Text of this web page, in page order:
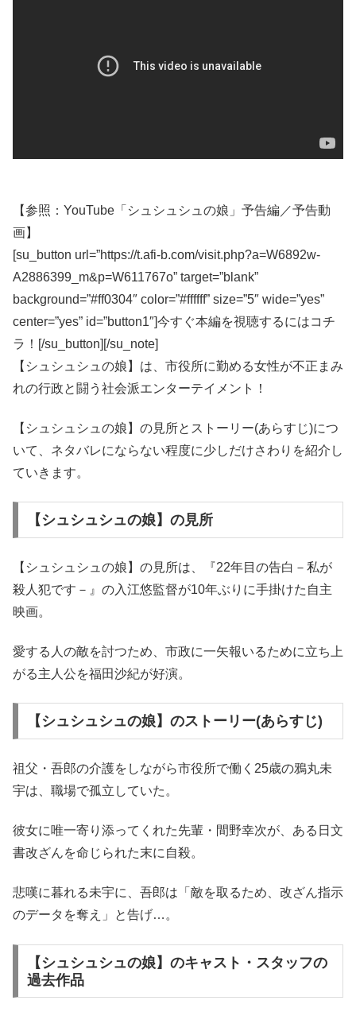
【参照：YouTube「シュシュシュの娘」予告編／予告動
画】
[su_button url=”https://t.afi-b.com/visit.php?a=W6892w-
A2886399_m&p=W611767o” target=”blank”
background=”#ff0304″ color=”#ffffff” size=”5″ wide=”yes”
center=”yes” id=”button1″]今すぐ本編を視聴するにはコチ
ラ！[/su_button][/su_note]
【シュシュシュの娘】は、市役所に勤める女性が不正まみ
れの行政と闘う社会派エンターテイメント！
【シュシュシュの娘】の見所とストーリー(あらすじ)につ
いて、ネタバレにならない程度に少しだけさわりを紹介し
ていきます。
【シュシュシュの娘】の見所
【シュシュシュの娘】の見所は、『22年目の告白－私が
殺人犯です－』の入江悠監督が10年ぶりに手掛けた自主
映画。
愛する人の敵を討つため、市政に一矢報いるために立ち上
がる主人公を福田沙紀が好演。
【シュシュシュの娘】のストーリー(あらすじ)
祖父・吾郎の介護をしながら市役所で働く25歳の鴉丸未
宇は、職場で孤立していた。
彼女に唯一寄り添ってくれた先輩・間野幸次が、ある日文
書改ざんを命じられた末に自殺。
悲嘆に暮れる未宇に、吾郎は「敵を取るため、改ざん指示
のデータを奪え」と告げ…。
【シュシュシュの娘】のキャスト・スタッフの
過去作品